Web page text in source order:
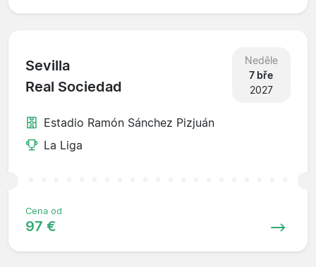
Sevilla
Real Sociedad
Neděle
7 bře
2027
Estadio Ramón Sánchez Pizjuán
La Liga
Cena od
97 €